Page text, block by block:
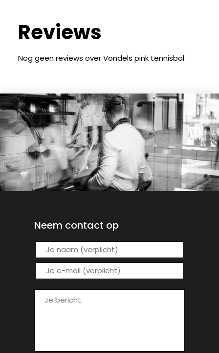
Reviews
Nog geen reviews over Vondels pink tennisbal
Neem contact op